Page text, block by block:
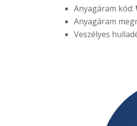
Anyagáram kód:
Anyagáram
Veszélyes